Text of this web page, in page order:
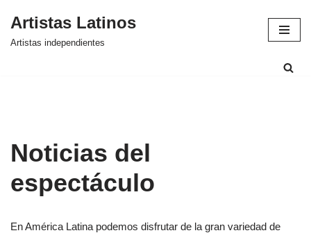
Saltar
Artistas Latinos
Artistas independientes
Noticias del
espectáculo
En América Latina podemos disfrutar de la gran variedad de